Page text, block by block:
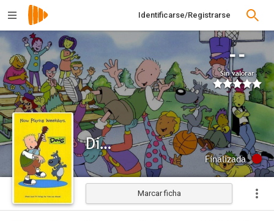
Identificarse/Registrarse
--
Sin valorar
Disney's Doug
Finalizada
Marcar ficha